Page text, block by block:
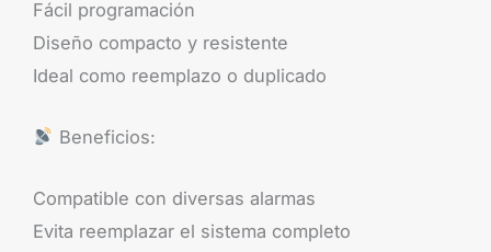
Fácil programación
Diseño compacto y resistente
Ideal como reemplazo o duplicado
Beneficios:
Compatible con diversas alarmas
Evita reemplazar el sistema completo